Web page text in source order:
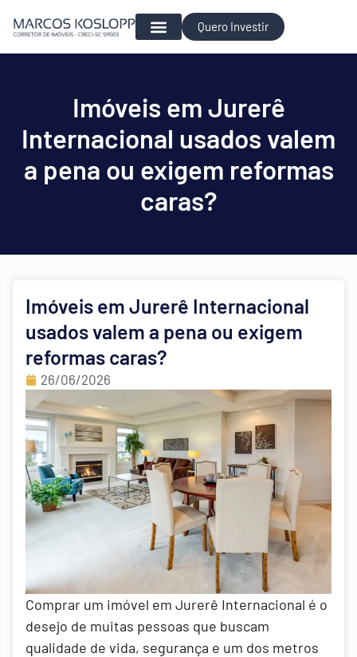
Quero Investir
Imóveis em Jurerê
Internacional usados valem
a pena ou exigem reformas
caras?
Imóveis em Jurerê Internacional
usados valem a pena ou exigem
reformas caras?
26/06/2026
Comprar um imóvel em Jurerê Internacional é o
desejo de muitas pessoas que buscam
qualidade de vida, segurança e um dos metros